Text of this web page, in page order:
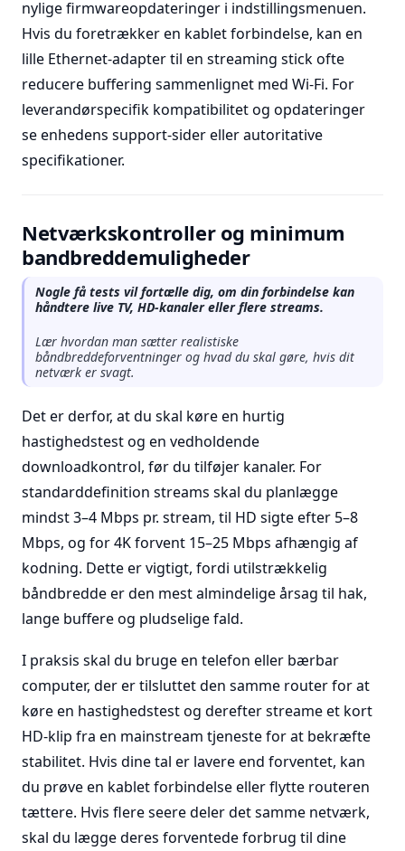
nylige firmwareopdateringer i indstillingsmenuen.
Hvis du foretrækker en kablet forbindelse, kan en
lille Ethernet-adapter til en streaming stick ofte
reducere buffering sammenlignet med Wi-Fi. For
leverandørspecifik kompatibilitet og opdateringer
se enhedens support-sider eller autoritative
specifikationer.
Netværkskontroller og minimum
bandbreddemuligheder
Nogle få tests vil fortælle dig, om din forbindelse kan
håndtere live TV, HD-kanaler eller flere streams.
Lær hvordan man sætter realistiske
båndbreddeforventninger og hvad du skal gøre, hvis dit
netværk er svagt.
Det er derfor, at du skal køre en hurtig
hastighedstest og en vedholdende
downloadkontrol, før du tilføjer kanaler. For
standarddefinition streams skal du planlægge
mindst 3–4 Mbps pr. stream, til HD sigte efter 5–8
Mbps, og for 4K forvent 15–25 Mbps afhængig af
kodning. Dette er vigtigt, fordi utilstrækkelig
båndbredde er den mest almindelige årsag til hak,
lange buffere og pludselige fald.
I praksis skal du bruge en telefon eller bærbar
computer, der er tilsluttet den samme router for at
køre en hastighedstest og derefter streame et kort
HD-klip fra en mainstream tjeneste for at bekræfte
stabilitet. Hvis dine tal er lavere end forventet, kan
du prøve en kablet forbindelse eller flytte routeren
tættere. Hvis flere seere deler det samme netværk,
skal du lægge deres forventede forbrug til dine